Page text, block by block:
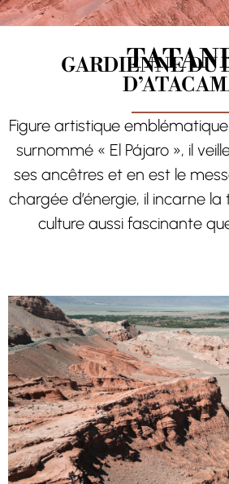
GARDIENNE DU
Figure artistique emblématique
surnommé « El Pájaro », il
ses ancêtres et en est le
chargée d’énergie, il incarne la
culture aussi fascinante